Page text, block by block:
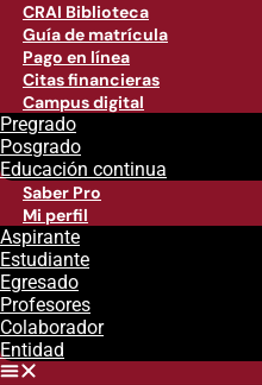
CRAI Biblioteca
Guía de matrícula
Pago en línea
Citas financieras
Campus digital
Pregrado
Posgrado
Educación continua
Saber Pro
Mi perfil
Aspirante
Estudiante
Egresado
Profesores
Colaborador
Entidad